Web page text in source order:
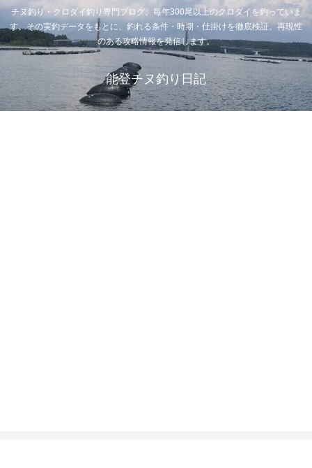
チヌ釣り・クロダイ釣り専門ブログ。毎年300尾以上のクロダイを釣っていま
す。その実釣データをもとに、釣れる条件・時期・仕掛けを徹底検証。再現性
のある攻略情報を発信します。
能登チヌ釣り日記